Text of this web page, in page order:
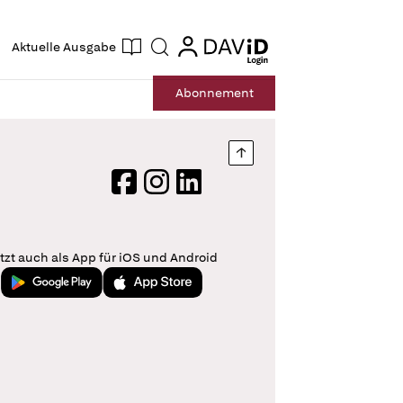
Aktuelle Ausgabe Suche login
login
Abonnement
Nach oben springen
FacebookInstagram
LinkedIn
auch als App für iOS und Android
Jetzt bei Google PlayLaden im App Store